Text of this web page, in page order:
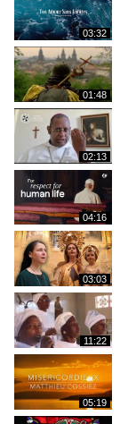
03:32
01:48
02:13
04:16
03:03
11:22
05:19